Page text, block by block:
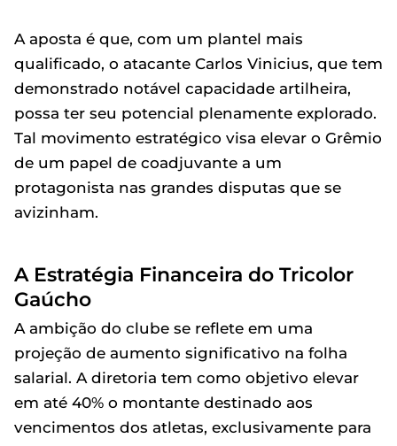
A aposta é que, com um plantel mais
qualificado, o atacante Carlos Vinicius, que tem
demonstrado notável capacidade artilheira,
possa ter seu potencial plenamente explorado.
Tal movimento estratégico visa elevar o Grêmio
de um papel de coadjuvante a um
protagonista nas grandes disputas que se
avizinham.
A Estratégia Financeira do Tricolor
Gaúcho
A ambição do clube se reflete em uma
projeção de aumento significativo na folha
salarial. A diretoria tem como objetivo elevar
em até 40% o montante destinado aos
vencimentos dos atletas, exclusivamente para